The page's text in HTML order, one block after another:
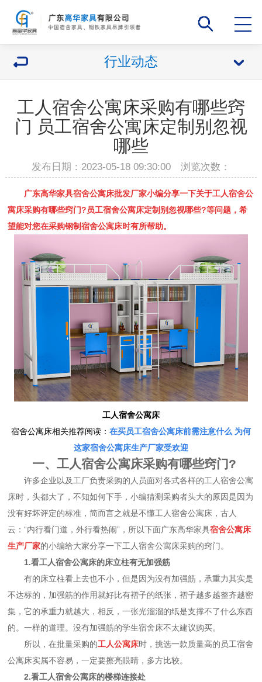
行业动态
工人宿舍公寓床采购有哪些窍
门 员工宿舍公寓床定制别忽视
哪些
发布日期：2023-05-18 09:30:00 浏览次数：
广东高华家具宿舍公寓床批发厂家小编分享一下关于工人宿舍公
寓床采购有哪些窍门?员工宿舍公寓床定制别忽视哪些?等问题，希
望能对您在采购钢制宿舍公寓床时有所帮助。
工人宿舍公寓床
宿舍公寓床相关推荐阅读： 在买员工宿舍公寓床前需注意什么 为何
这家宿舍公寓床生产厂家受欢迎
一、工人宿舍公寓床采购有哪些窍门?
许多企业以及工厂负责采购的人员面对各式各样的工人宿舍公寓
床时，头都大了，不知如何下手，小编猜测采购者头大的原因是因为
没有好坏评定的标准，简而言之就是不懂工人宿舍公寓床，古人
云：“内行看门道，外行看热闹”，所以下面广东高华家具宿舍公寓床
生产厂家的小编给大家分享一下工人宿舍公寓床采购的窍门。
1.看工人宿舍公寓床的床立柱有无加强筋
有的床立柱看上去也不小，但是因为没有加强筋，承重力其实是
不达标的，加强筋的作用就好比有褶子的纸张，褶子越多越整齐越密
集，它的承重力就越大，相反，一张光溜溜的纸是支撑不了什么东西
的。一样的道理。没有加强筋的学生宿舍床不太建议购买。
所以，在批量采购的工人公寓床时，挑选一款质量高的员工宿舍
公寓床实属不容易，一定要擦亮眼睛，多方比较。
2.看工人宿舍公寓床的楼梯连接处